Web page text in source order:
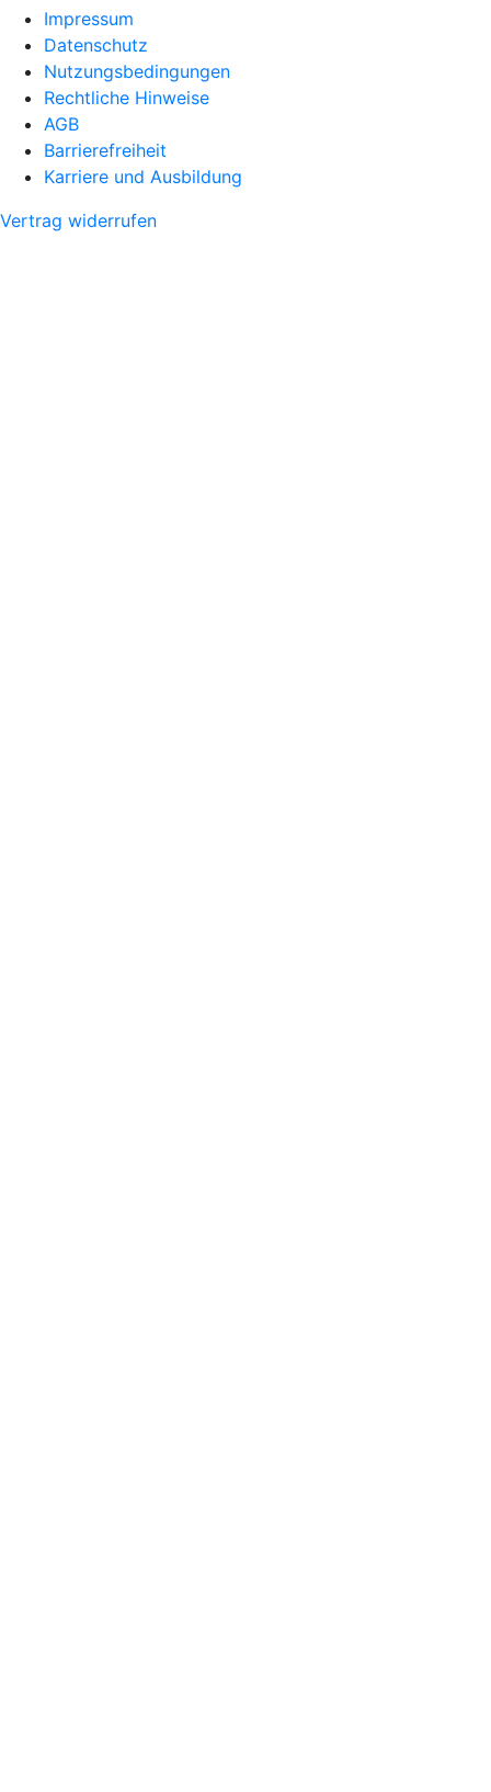
Impressum
Datenschutz
Nutzungsbedingungen
Rechtliche Hinweise
AGB
Barrierefreiheit
Karriere und Ausbildung
Vertrag widerrufen